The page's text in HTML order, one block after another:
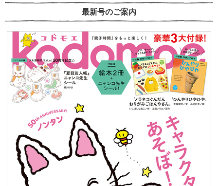
最新号のご案内